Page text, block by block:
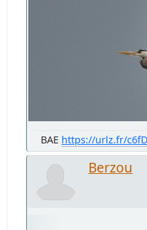
BAE https://urlz.fr/c6fD
Berzou